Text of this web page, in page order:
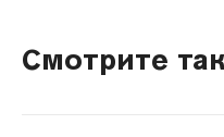
Смотрите